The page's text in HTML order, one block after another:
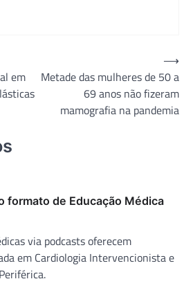
em
Metade das mulheres de 50 a
69 anos não fizeram
mamografia na pandemia
⟶
formato de Educação Médica
via podcasts oferecem
em Cardiologia Intervencionista e